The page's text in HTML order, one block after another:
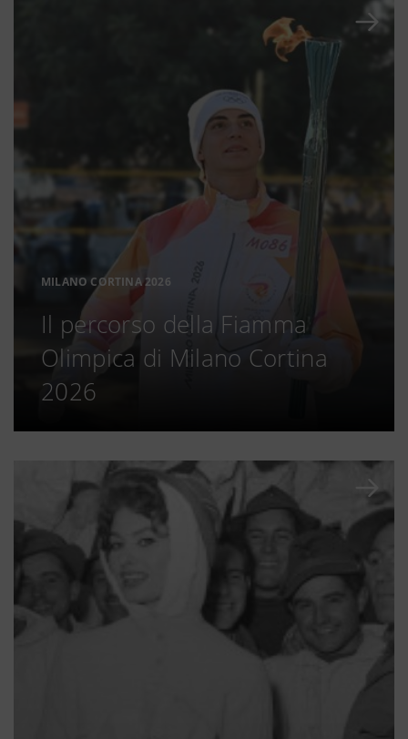
MILANO CORTINA 2026
Il percorso della Fiamma
Olimpica di Milano Cortina
2026